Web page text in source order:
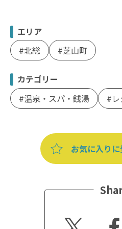
エリア
北総
芝山町
カテゴリー
温泉・スパ・銭湯
お気に入り
Twitt Faceb